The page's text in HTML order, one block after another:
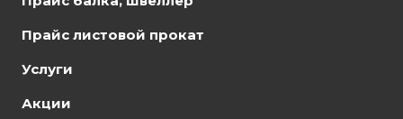
Прайс листовой прокат
Услуги
Акции